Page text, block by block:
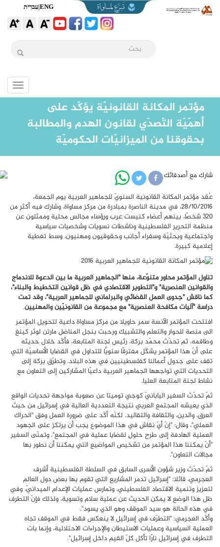
ENG
|עִברִית
Toggle
مؤتمر المكانة القانونيّة يؤكّد على
أهمّيّة التّصدّي لقانون الهدم والمطالبة
بحقوقنا من الميزانيّات الحكوميّة
شارك مع أصدقائك
عُقد مؤتمر المكانة القانونية السنويّ للجماهير العربية يوم الجمعة،
28/10/2016، في مدينة الناصرة بمبادرة من مركز مساواة، وشارك فيه أكثر من
320 شخصًا، بينهم أعضاء كنيست عرب ورؤساء مجالس محلية وممثلون عن
منظمة التحرير الفلسطينية وناشطات نسويات وشخصيات سياسية
واجتماعية وبحثيّة وسفراء أجانب وحقوقيون ومهنيون، وسط تغطية
إعلامية كبيرة.
تناول المؤتمر محاور متنوّعة، منها "الجماهير العربية ما بين الدعوة للاندماج
والقوانين العنصرية" و"التطوير الاقتصادي في ظل قوانين التخطيط والبناء"،
كما ناقش "جدوى العمل القضائي والبرلماني للجماهير العربية"، وقد تمت
دراسة "آليات مكافحة العنصرية" مع مجموعة من القانونيّين والمهنيين.
افتتحت المؤتمر الآنسة سمر حاويلا من مركز مساواة داعية لتحويل المؤتمر
الى منصة للحوار والتعلم والتشبيك ورحبت بنجل المناضل مارتن لوثر كينغ
وطاقمه، ثم تحدّث محمّد بركة، رئيس لجنة المتابعة، فأكّد خلال حديثه
على أنّ هذا المؤتمر يشكّل مفترقًا سنويًّا للتداول في القضايا الأساسيّة التي
تقف على جدول أعمالنا كفلسطينيين في هذه البلاد.وتطرّق بركة إلى
التحديات التي تواجهها الجماهير العربية داعيًا المشاركين إلى التعاون مع
نشاط لجنة المتابعة العليا.
ثمّ تحدّث السفير اليابانيّ كوجي توميتا عن صعوبة مواجهة تحديات الواقع
الذي يعيشه المجتمع العربي نتيجة التعددية العالية في إسرائيل من حيث
العرق، والدين، والثقافة والتقاليد. لكنّه أكّد على ضرورة العمل وفق "الحراك
العملي"، وقال: "إنّ أيّ نقاشٍ في هذا الموضوع يجب أن يرتكز على الجهود
العملية الهادفة إلى طرح حلولٍ لقضايا عملية في المجتمع"، وتمنّى السفير
"أنْ يمكننا هذا المؤتمر من تشخيص المواضيع التي يمكننا أن نطور بها
مجالات التعاون".
ثمّ تحدّث وزير شؤون الأسرى السابق في السلطة الفلسطينية أشرف
العجرمي، قائلا: "إسرائيل تدمر المشاريع التي تقوم بها بعض دول العالم
لتعزيز وتنمية الاقتصاد الفلسطيني، وتمارس عمليات الإعدام الميدانيّ، وفي
ظل هذا الوضع لا يمكن الحديث عن عملية سلام وتسوية، ولذلك فإنّ التطرف
في هذه الحالة هو سيد الموقف وهو الذي يسود".
وأكّد العجرمي: "التطرّف في إسرائيل لا ينعكس فقط في الموقف تجاه
العملية السياسية وعمليات الاستيطان والإجراءات الاحتلالية، وإنما بات
التطرف في إسرائيل نارًا تأكل كلّ القيم داخل إسرائيل".